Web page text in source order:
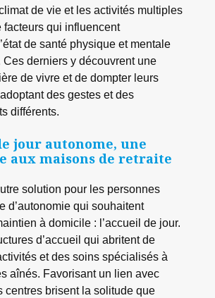
de vie et les activités multiples
facteurs qui influencent
de santé physique et mentale
Ces derniers y découvrent une
de vivre et de dompter leurs
des gestes et des
différents.
jour autonome, une
aux maisons de retraite
solution pour les personnes
d’autonomie qui souhaitent
à domicile : l’accueil de jour.
d’accueil qui abritent de
et des soins spécialisés à
aînés. Favorisant un lien avec
centres brisent la solitude que